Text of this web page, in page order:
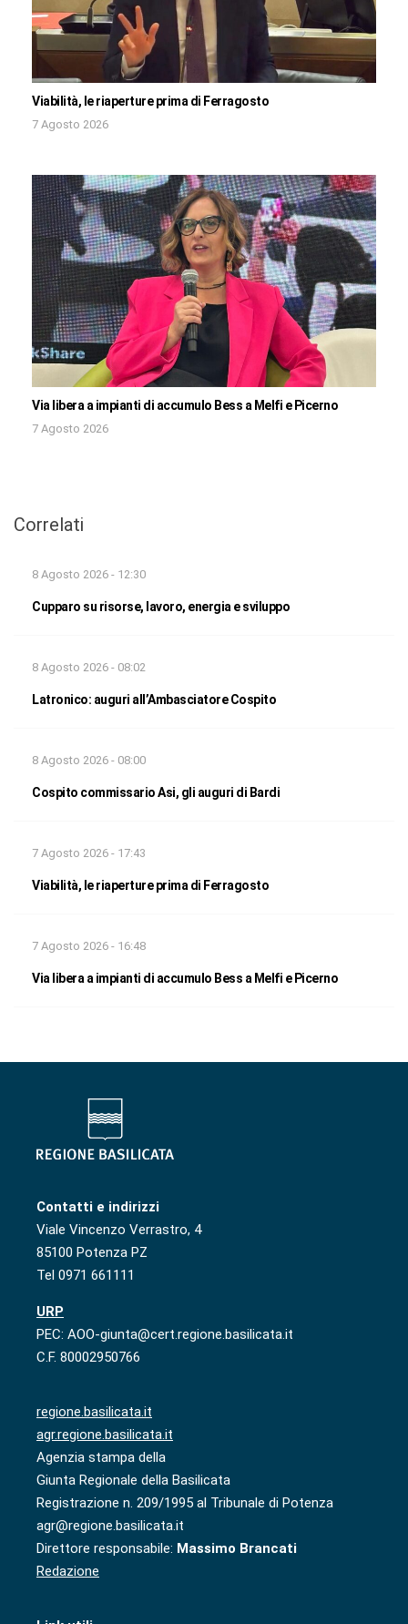
Viabilità, le riaperture prima di Ferragosto
7 Agosto 2026
Via libera a impianti di accumulo Bess a Melfi e Picerno
7 Agosto 2026
Correlati
8 Agosto 2026 - 12:30
Cupparo su risorse, lavoro, energia e sviluppo
8 Agosto 2026 - 08:02
Latronico: auguri all’Ambasciatore Cospito
8 Agosto 2026 - 08:00
Cospito commissario Asi, gli auguri di Bardi
7 Agosto 2026 - 17:43
Viabilità, le riaperture prima di Ferragosto
7 Agosto 2026 - 16:48
Via libera a impianti di accumulo Bess a Melfi e Picerno
Contatti e indirizzi
Viale Vincenzo Verrastro, 4
85100 Potenza PZ
Tel 0971 661111
URP
PEC: AOO-giunta@cert.regione.basilicata.it
C.F. 80002950766
regione.basilicata.it
agr.regione.basilicata.it
Agenzia stampa della
Giunta Regionale della Basilicata
Registrazione n. 209/1995 al Tribunale di Potenza
agr@regione.basilicata.it
Direttore responsabile: Massimo Brancati
Redazione